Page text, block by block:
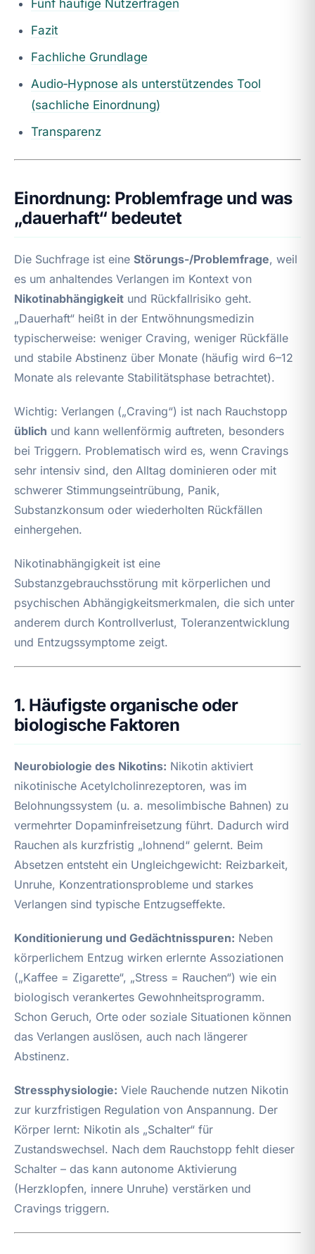
Fünf häufige Nutzerfragen
Fazit
Fachliche Grundlage
Audio‑Hypnose als unterstützendes Tool
(sachliche Einordnung)
Transparenz
Einordnung: Problemfrage und was
„dauerhaft“ bedeutet
Die Suchfrage ist eine Störungs-/Problemfrage, weil
es um anhaltendes Verlangen im Kontext von
Nikotinabhängigkeit und Rückfallrisiko geht.
„Dauerhaft“ heißt in der Entwöhnungsmedizin
typischerweise: weniger Craving, weniger Rückfälle
und stabile Abstinenz über Monate (häufig wird 6–12
Monate als relevante Stabilitätsphase betrachtet).
Wichtig: Verlangen („Craving“) ist nach Rauchstopp
üblich und kann wellenförmig auftreten, besonders
bei Triggern. Problematisch wird es, wenn Cravings
sehr intensiv sind, den Alltag dominieren oder mit
schwerer Stimmungseintrübung, Panik,
Substanzkonsum oder wiederholten Rückfällen
einhergehen.
Nikotinabhängigkeit ist eine
Substanzgebrauchsstörung mit körperlichen und
psychischen Abhängigkeitsmerkmalen, die sich unter
anderem durch Kontrollverlust, Toleranzentwicklung
und Entzugssymptome zeigt.
1. Häufigste organische oder
biologische Faktoren
Neurobiologie des Nikotins: Nikotin aktiviert
nikotinische Acetylcholinrezeptoren, was im
Belohnungssystem (u. a. mesolimbische Bahnen) zu
vermehrter Dopaminfreisetzung führt. Dadurch wird
Rauchen als kurzfristig „lohnend“ gelernt. Beim
Absetzen entsteht ein Ungleichgewicht: Reizbarkeit,
Unruhe, Konzentrationsprobleme und starkes
Verlangen sind typische Entzugseffekte.
Konditionierung und Gedächtnisspuren: Neben
körperlichem Entzug wirken erlernte Assoziationen
(„Kaffee = Zigarette“, „Stress = Rauchen“) wie ein
biologisch verankertes Gewohnheitsprogramm.
Schon Geruch, Orte oder soziale Situationen können
das Verlangen auslösen, auch nach längerer
Abstinenz.
Stressphysiologie: Viele Rauchende nutzen Nikotin
zur kurzfristigen Regulation von Anspannung. Der
Körper lernt: Nikotin als „Schalter“ für
Zustandswechsel. Nach dem Rauchstopp fehlt dieser
Schalter – das kann autonome Aktivierung
(Herzklopfen, innere Unruhe) verstärken und
Cravings triggern.